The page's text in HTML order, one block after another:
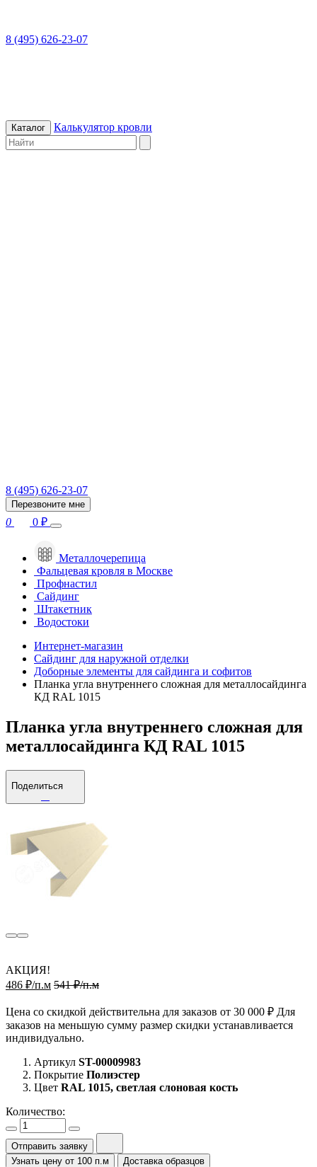
8 (495) 626-23-07
Каталог Калькулятор кровли
8 (495) 626-23-07
Перезвоните мне
0 0 ₽
Металлочерепица
Фальцевая кровля в Москве
Профнастил
Сайдинг
Штакетник
Водостоки
Интернет-магазин
Сайдинг для наружной отделки
Доборные элементы для сайдинга и софитов
Планка угла внутреннего сложная для металлосайдинга
КД RAL 1015
Планка угла внутреннего сложная для
металлосайдинга КД RAL 1015
Поделиться
АКЦИЯ!
486 ₽/п.м 541 ₽/п.м
Цена со скидкой действительна для заказов от 30 000 ₽ Для
заказов на меньшую сумму размер скидки устанавливается
индивидуально.
Артикул ST-00009983
Покрытие Полиэстер
Цвет RAL 1015, светлая слоновая кость
Количество:
Отправить заявку
Узнать цену от 100 п.м
Доставка образцов